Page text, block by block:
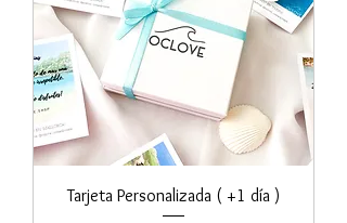
Tarjeta Personalizada ( +1 día )